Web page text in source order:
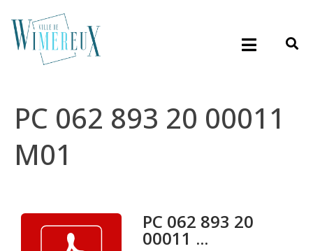
PC 062 893 20 00011
M01
PC 062 893 20
00011 ...